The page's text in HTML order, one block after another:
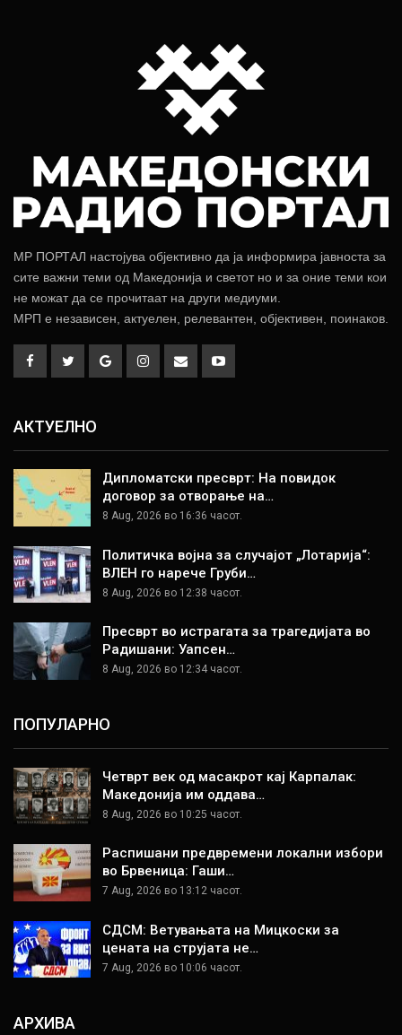
МР ПОРТАЛ настојува објективно да ја информира јавноста за
сите важни теми од Македонија и светот но и за оние теми кои
не можат да се прочитаат на други медиуми.
МРП е независен, актуелен, релевантен, објективен, поинаков.
АКТУЕЛНО
Дипломатски пресврт: На повидок
договор за отворање на…
8 Aug, 2026 во 16:36 часот.
Политичка војна за случајот „Лотарија“:
ВЛЕН го нарече Груби…
8 Aug, 2026 во 12:38 часот.
Пресврт во истрагата за трагедијата во
Радишани: Уапсен…
8 Aug, 2026 во 12:34 часот.
ПОПУЛАРНО
Четврт век од масакрот кај Карпалак:
Македонија им оддава…
8 Aug, 2026 во 10:25 часот.
Распишани предвремени локални избори
во Брвеница: Гаши…
7 Aug, 2026 во 13:12 часот.
СДСМ: Ветувањата на Мицкоски за
цената на струјата не…
7 Aug, 2026 во 10:06 часот.
АРХИВА